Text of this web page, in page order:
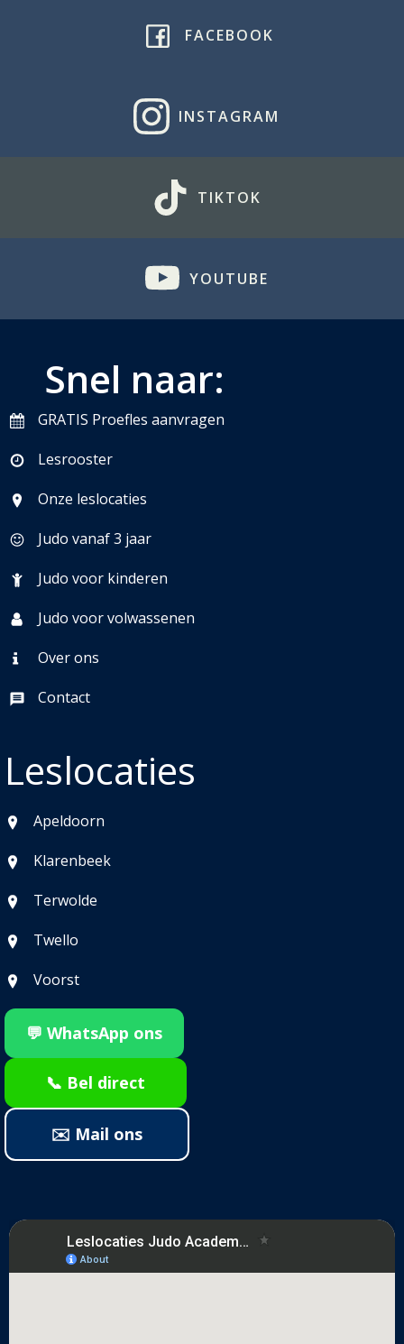
FACEBOOK
INSTAGRAM
TIKTOK
YOUTUBE
Snel naar:
GRATIS Proefles aanvragen
Lesrooster
Onze leslocaties
Judo vanaf 3 jaar
Judo voor kinderen
Judo voor volwassenen
Over ons
Contact
Leslocaties
Apeldoorn
Klarenbeek
Terwolde
Twello
Voorst
💬 WhatsApp ons
📞 Bel direct
✉️ Mail ons